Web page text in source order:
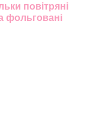
повітряні
фольговані